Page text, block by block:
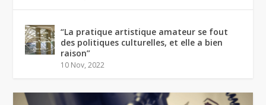
“La pratique artistique amateur se fout
des politiques culturelles, et elle a bien
raison”
10 Nov, 2022